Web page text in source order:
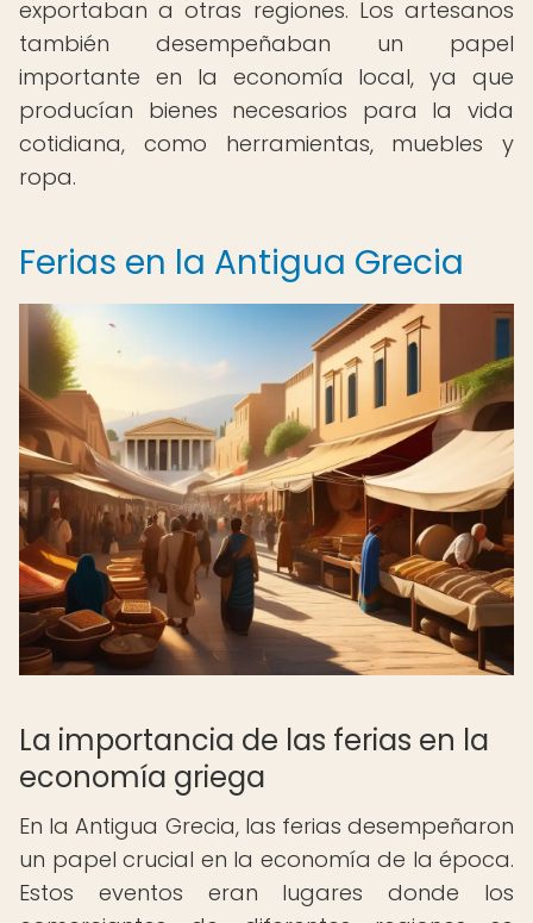
exportaban a otras regiones. Los artesanos
también desempeñaban un papel
importante en la economía local, ya que
producían bienes necesarios para la vida
cotidiana, como herramientas, muebles y
ropa.
Ferias en la Antigua Grecia
La importancia de las ferias en la
economía griega
En la Antigua Grecia, las ferias desempeñaron
un papel crucial en la economía de la época.
Estos eventos eran lugares donde los